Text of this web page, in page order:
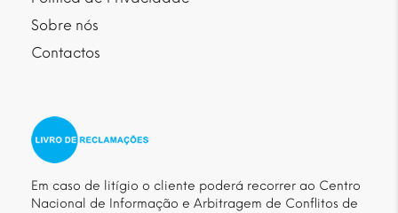
Sobre nós
Contactos
Em caso de litígio o cliente poderá recorrer ao Centro
Nacional de Informação e Arbitragem de Conflitos de